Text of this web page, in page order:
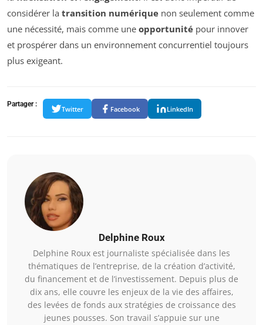
considérer la transition numérique non seulement comme
une nécessité, mais comme une opportunité pour innover
et prospérer dans un environnement concurrentiel toujours
plus exigeant.
Partager :
Twitter Facebook LinkedIn
Delphine Roux
Delphine Roux est journaliste spécialisée dans les
thématiques de l’entreprise, de la création d’activité,
du financement et de l’investissement. Depuis plus de
dix ans, elle couvre les enjeux de la vie des affaires,
des levées de fonds aux stratégies de croissance des
jeunes pousses. Son travail s’appuie sur une